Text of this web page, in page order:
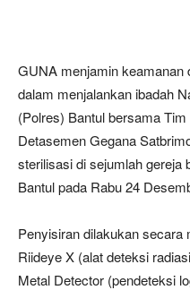
GUNA menjamin keamanan
dalam menjalankan ibadah
(Polres) Bantul bersama
Detasemen Gegana
sterilisasi di sejumlah gereja
Bantul pada Rabu 24
Penyisiran dilakukan secara
Riideye X (alat deteksi
Metal Detector (pendeteksi